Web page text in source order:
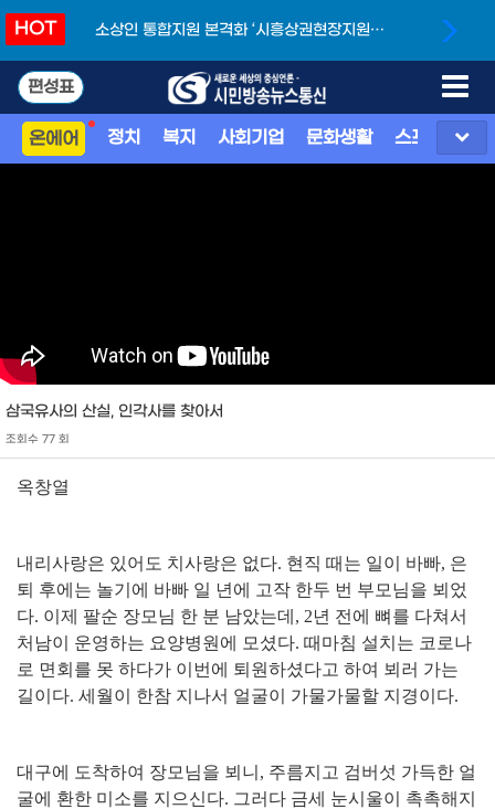
HOT
’
하남시, 제4기 청년정책특보단 위촉...청년과 함
편성표
온에어 정치 복지 사회기업 문화생활 스포츠 지
삼국유사의 산실, 인각사를 찾아서
조회수 77 회
옥창열
내리사랑은 있어도 치사랑은 없다. 현직 때는 일이 바빠, 은
퇴 후에는 놀기에 바빠 일 년에 고작 한두 번 부모님을 뵈었
다. 이제 팔순 장모님 한 분 남았는데 , 2년 전에 뼈를 다쳐서
처남이 운영하는 요양병원에 모셨다. 때마침 설치는 코로나
로 면회를 못 하다가 이번에 퇴원하셨다고 하여 뵈러 가는
길이다. 세월이 한참 지나서 얼굴이 가물가물할 지경이다.
대구에 도착하여 장모님을 뵈니 , 주름지고 검버섯 가득한 얼
굴에 환한 미소를 지으신다. 그러다 금세 눈시울이 촉촉해지